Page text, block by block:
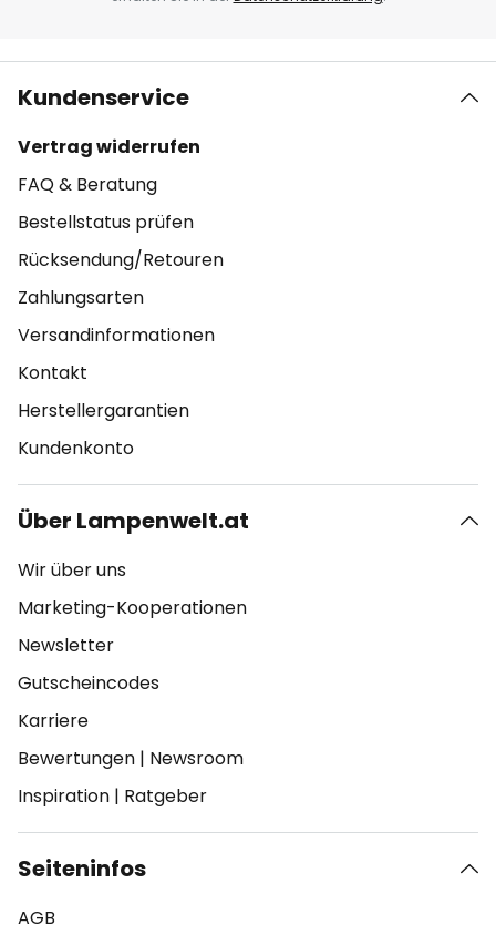
Kundenservice
Vertrag widerrufen
FAQ & Beratung
Bestellstatus prüfen
Rücksendung/Retouren
Zahlungsarten
Versandinformationen
Kontakt
Herstellergarantien
Kundenkonto
Über Lampenwelt.at
Wir über uns
Marketing-Kooperationen
Newsletter
Gutscheincodes
Karriere
Bewertungen | Newsroom
Inspiration | Ratgeber
Seiteninfos
AGB